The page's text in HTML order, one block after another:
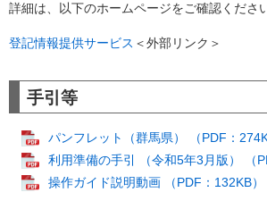
詳細は、以下のホームページをご確認ください
登記情報提供サービス ＜外部リンク＞
手引等
パンフレット（群馬県） （PDF：
利用準備の手引 （令和5年3月版） （
操作ガイド説明動画 （PDF：132KB）